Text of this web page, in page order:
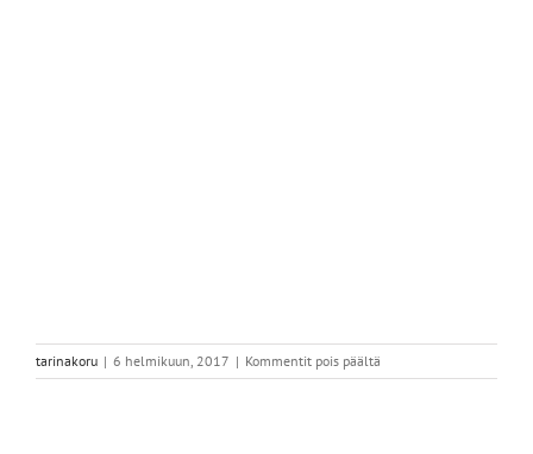
tarinakoru | 6 helmikuun, 2017 | Kommentit pois päältä
Kukka,